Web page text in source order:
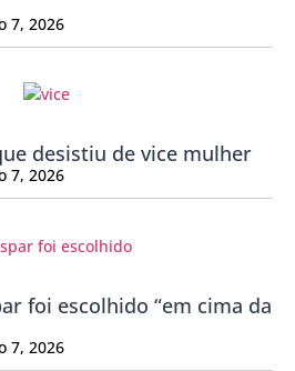
7, 2026
desistiu de vice mulher
7, 2026
foi escolhido “em cima da
7, 2026